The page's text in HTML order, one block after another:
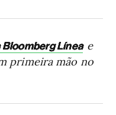
Línea e
primeira mão no